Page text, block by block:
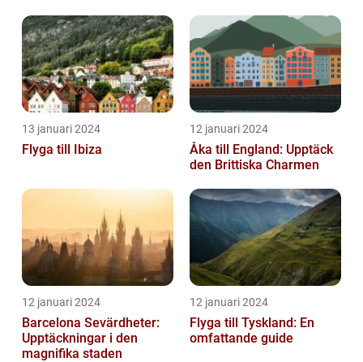
13 januari 2024
Flyga till Ibiza
12 januari 2024
Åka till England: Upptäck
den Brittiska Charmen
12 januari 2024
Barcelona Sevärdheter:
Upptäckningar i den
magnifika staden
12 januari 2024
Flyga till Tyskland: En
omfattande guide